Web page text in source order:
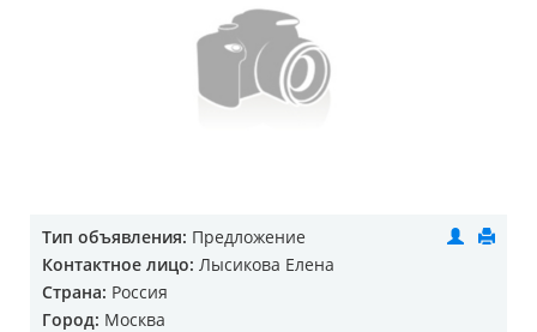
Тип объявления: Предложение
Контактное лицо: Лысикова Елена
Страна: Россия
Город: Москва